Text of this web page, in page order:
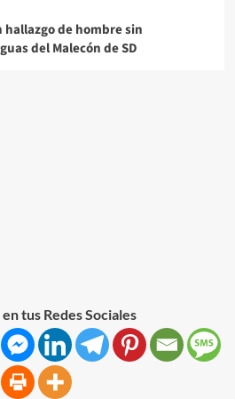
hallazgo de hombre sin
del Malecón de SD
tus Redes Sociales